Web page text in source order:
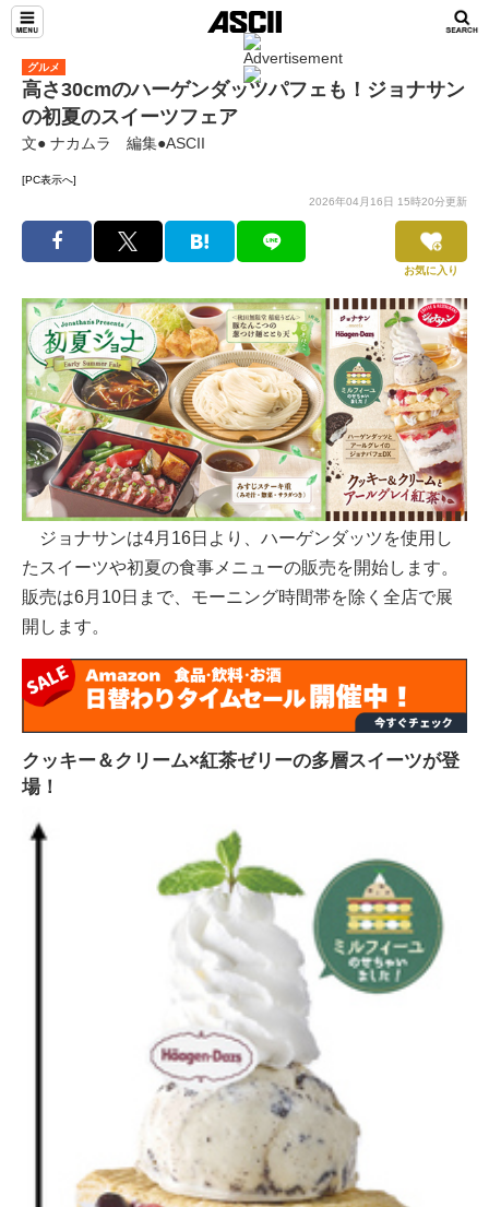
グルメ
高さ30cmのハーゲンダッツパフェも！ジョナサン
の初夏のスイーツフェア
文● ナカムラ 編集●ASCII
[PC表示へ]
2026年04月16日 15時20分更新
お気に入り
ジョナサンは4月16日より、ハーゲンダッツを使用し
たスイーツや初夏の食事メニューの販売を開始します。
販売は6月10日まで、モーニング時間帯を除く全店で展
開します。
クッキー＆クリーム×紅茶ゼリーの多層スイーツが登
場！